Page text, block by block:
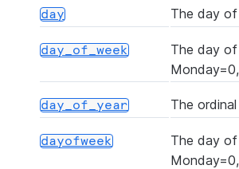
()
round(freq[, ambiguous,
day The day
day_of_week
The day
day_of_year The
dayofweek
The day